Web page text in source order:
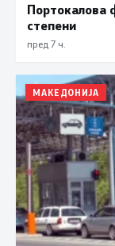
Портокалова
степени
пред 7 ч.
МАКЕДОНИЈА